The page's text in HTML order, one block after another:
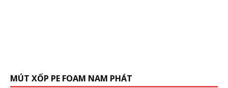
MÚT XỐP PE FOAM NAM PHÁT